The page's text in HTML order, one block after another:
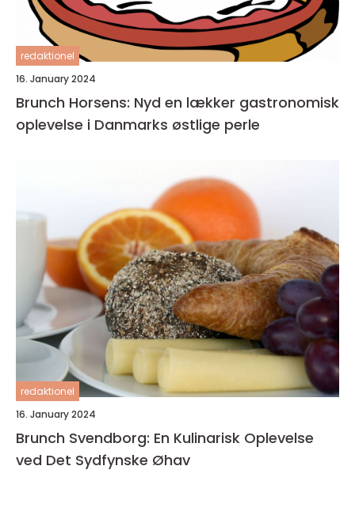
redaktionel
16. January 2024
Brunch Horsens: Nyd en lækker gastronomisk
oplevelse i Danmarks østlige perle
redaktionel
16. January 2024
Brunch Svendborg: En Kulinarisk Oplevelse
ved Det Sydfynske Øhav